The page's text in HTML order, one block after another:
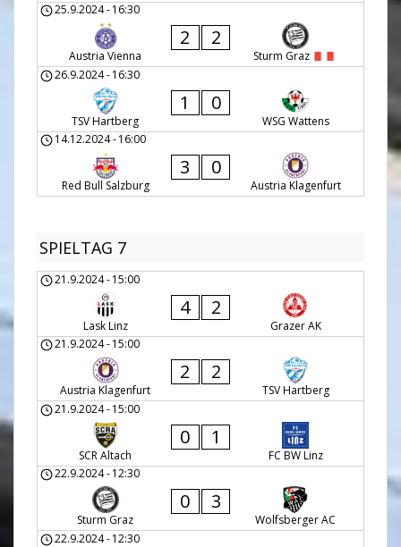
25.9.2024-16:30
Austria Vienna
2 2
Sturm Graz
26.9.2024-16:30
TSV Hartberg
1 0
WSG Wattens
14.12.2024-16:00
Red Bull Salzburg
3 0
Austria Klagenfurt
SPIELTAG 7
21.9.2024-15:00
Lask Linz
4 2
Grazer AK
21.9.2024-15:00
Austria Klagenfurt
2 2
TSV Hartberg
21.9.2024-15:00
SCR Altach
0 1
FC BW Linz
22.9.2024-12:30
Sturm Graz
0 3
Wolfsberger AC
22.9.2024-12:30